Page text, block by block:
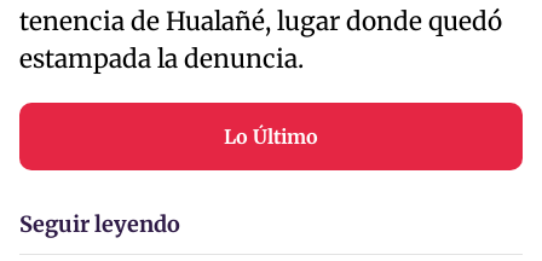
tenencia de Hualañé, lugar donde quedó
estampada la denuncia.
Lo Último
Seguir leyendo